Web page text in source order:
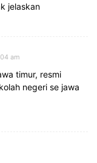
jelaskan
am
timur, resmi
negeri se jawa